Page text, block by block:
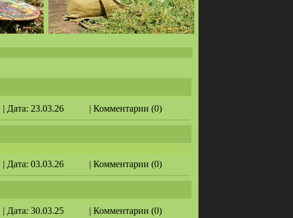
| Дата: 23.03.26 | Комментарии (0)
| Дата: 03.03.26 | Комментарии (0)
| Дата: 30.03.25 | Комментарии (0)